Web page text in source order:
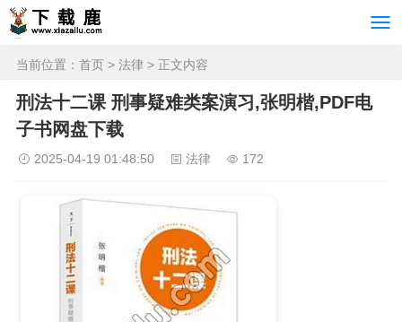
当前位置： 首页 > 法律 > 正文内容
刑法十二课 刑事疑难类案演习,张明楷,PDF电
子书网盘下载
2025-04-19 01:48:50 法律 172